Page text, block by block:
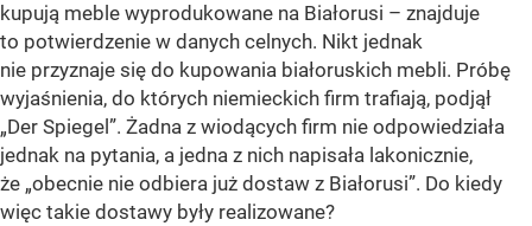
kupują meble wyprodukowane na Białorusi – znajduje
to potwierdzenie w danych celnych. Nikt jednak
nie przyznaje się do kupowania białoruskich mebli. Próbę
wyjaśnienia, do których niemieckich firm trafiają, podjął
„Der Spiegel”. Żadna z wiodących firm nie odpowiedziała
jednak na pytania, a jedna z nich napisała lakonicznie,
że „obecnie nie odbiera już dostaw z Białorusi”. Do kiedy
więc takie dostawy były realizowane?